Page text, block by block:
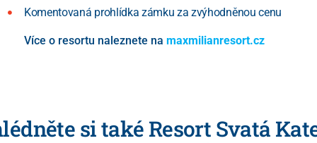
Komentovaná prohlídka zámku za zvýhodněnou cenu
Více o resortu naleznete na maxmilianresort.cz
si také Resort Svatá